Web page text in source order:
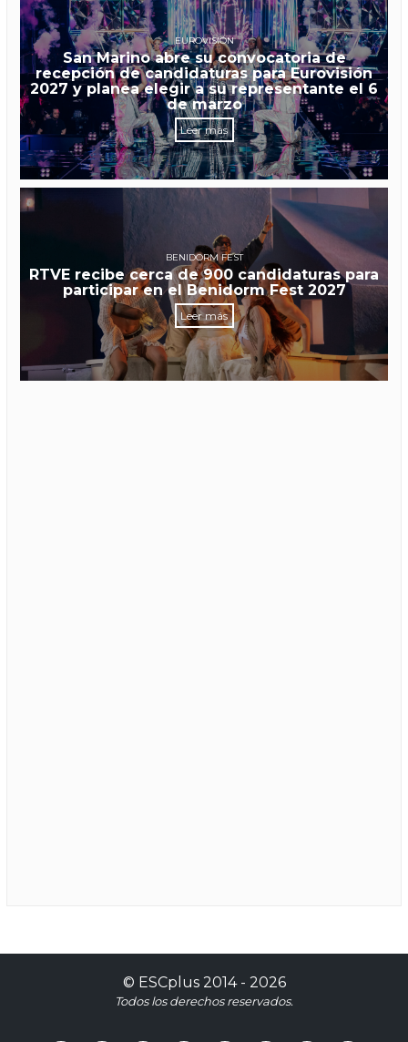
EUROVISIÓN
San Marino abre su convocatoria de
recepción de candidaturas para Eurovisión
2027 y planea elegir a su representante el 6
de marzo
Leer más
BENIDORM FEST
RTVE recibe cerca de 900 candidaturas para
participar en el Benidorm Fest 2027
Leer más
© ESCplus2014 - 2026
Todos los derechos reservados.